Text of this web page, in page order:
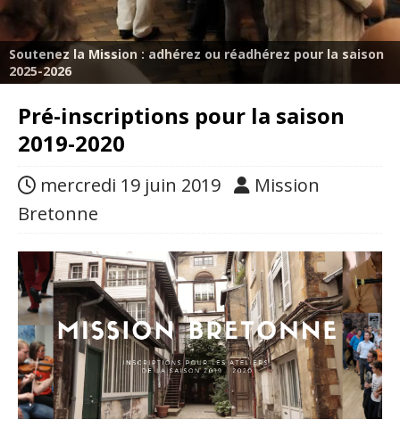
Soutenez la Mission : adhérez ou réadhérez pour la saison
2025-2026
Pré-inscriptions pour la saison
2019-2020
mercredi 19 juin 2019
Mission
Bretonne